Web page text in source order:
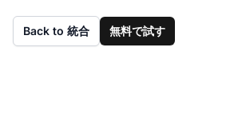
Back to 統合 無料で試す